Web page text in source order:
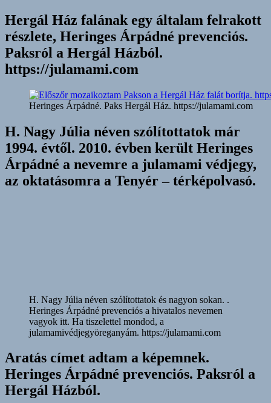
Hergál Ház falának egy általam felrakott
részlete, Heringes Árpádné prevenciós.
Paksról a Hergál Házból.
https://julamami.com
Heringes Árpádné. Paks Hergál Ház. https://julamami.com
H. Nagy Júlia néven szólítottatok már
1994. évtől. 2010. évben került Heringes
Árpádné a nevemre a julamami védjegy,
az oktatásomra a Tenyér – térképolvasó.
H. Nagy Júlia néven szólítottatok és nagyon sokan. .
Heringes Árpádné prevenciós a hivatalos nevemen
vagyok itt. Ha tiszelettel mondod, a
julamamivédjegyöreganyám. https://julamami.com
Aratás címet adtam a képemnek.
Heringes Árpádné prevenciós. Paksról a
Hergál Házból.